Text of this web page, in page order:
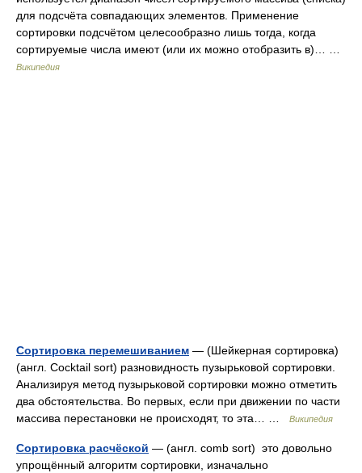
для подсчёта совпадающих элементов. Применение
сортировки подсчётом целесообразно лишь тогда, когда
сортируемые числа имеют (или их можно отобразить в)… …
Википедия
Сортировка перемешиванием — (Шейкерная сортировка)
(англ. Cocktail sort) разновидность пузырьковой сортировки.
Анализируя метод пузырьковой сортировки можно отметить
два обстоятельства. Во первых, если при движении по части
массива перестановки не происходят, то эта… …
Википедия
Сортировка расчёской — (англ. comb sort) это довольно
упрощённый алгоритм сортировки, изначально